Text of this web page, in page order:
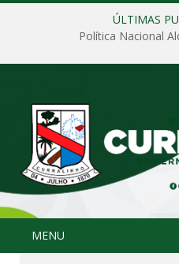
ÚLTIMAS
Política Nacional
MENU